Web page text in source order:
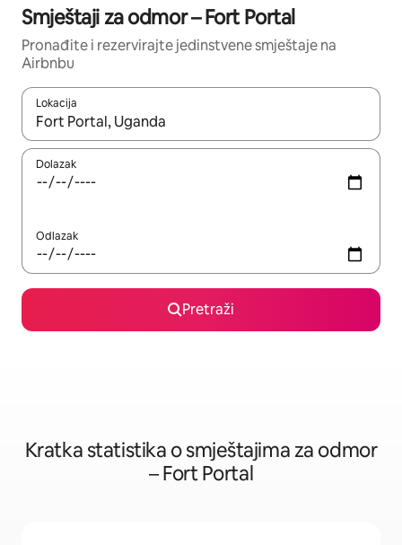
Smještaji za odmor – Fort Portal
Pronađite i rezervirajte jedinstvene smještaje na
Airbnbu
Lokacija
Kada budu dostupni rezultati, moći ćete ih pregledati
Dolazak
Odlazak
Pretraži
Kratka statistika o smještajima za odmor
– Fort Portal